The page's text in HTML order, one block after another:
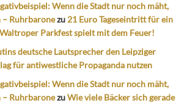
Wenn die Stadt nur noch mäht,
– Ruhrbaronezu 21 Euro Tageseintritt für ein
Parkfest spielt mit dem Feuer!
deutsche Lautsprecher den Leipziger
für antiwestliche Propaganda nutzen
Wenn die Stadt nur noch mäht,
– RuhrbaronezuWie viele Bäcker sich gerade